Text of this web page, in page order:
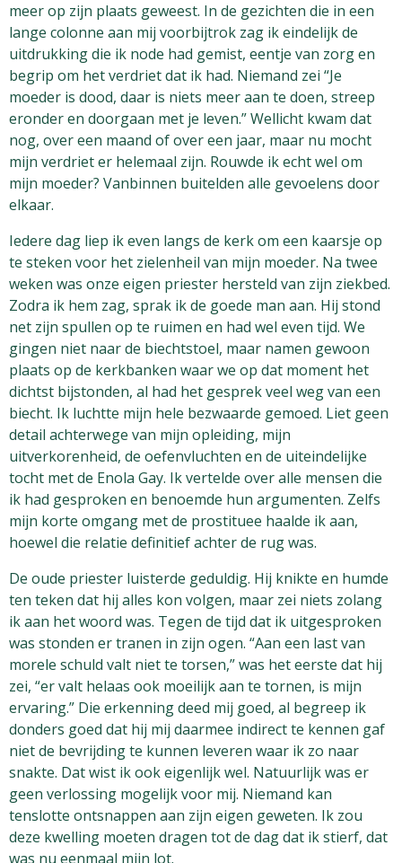
meer op zijn plaats geweest. In de gezichten die in een
lange colonne aan mij voorbijtrok zag ik eindelijk de
uitdrukking die ik node had gemist, eentje van zorg en
begrip om het verdriet dat ik had. Niemand zei “Je
moeder is dood, daar is niets meer aan te doen, streep
eronder en doorgaan met je leven.” Wellicht kwam dat
nog, over een maand of over een jaar, maar nu mocht
mijn verdriet er helemaal zijn. Rouwde ik echt wel om
mijn moeder? Vanbinnen buitelden alle gevoelens door
elkaar.
Iedere dag liep ik even langs de kerk om een kaarsje op
te steken voor het zielenheil van mijn moeder. Na twee
weken was onze eigen priester hersteld van zijn ziekbed.
Zodra ik hem zag, sprak ik de goede man aan. Hij stond
net zijn spullen op te ruimen en had wel even tijd. We
gingen niet naar de biechtstoel, maar namen gewoon
plaats op de kerkbanken waar we op dat moment het
dichtst bijstonden, al had het gesprek veel weg van een
biecht. Ik luchtte mijn hele bezwaarde gemoed. Liet geen
detail achterwege van mijn opleiding, mijn
uitverkorenheid, de oefenvluchten en de uiteindelijke
tocht met de Enola Gay. Ik vertelde over alle mensen die
ik had gesproken en benoemde hun argumenten. Zelfs
mijn korte omgang met de prostituee haalde ik aan,
hoewel die relatie definitief achter de rug was.
De oude priester luisterde geduldig. Hij knikte en humde
ten teken dat hij alles kon volgen, maar zei niets zolang
ik aan het woord was. Tegen de tijd dat ik uitgesproken
was stonden er tranen in zijn ogen. “Aan een last van
morele schuld valt niet te torsen,” was het eerste dat hij
zei, “er valt helaas ook moeilijk aan te tornen, is mijn
ervaring.” Die erkenning deed mij goed, al begreep ik
donders goed dat hij mij daarmee indirect te kennen gaf
niet de bevrijding te kunnen leveren waar ik zo naar
snakte. Dat wist ik ook eigenlijk wel. Natuurlijk was er
geen verlossing mogelijk voor mij. Niemand kan
tenslotte ontsnappen aan zijn eigen geweten. Ik zou
deze kwelling moeten dragen tot de dag dat ik stierf, dat
was nu eenmaal mijn lot.